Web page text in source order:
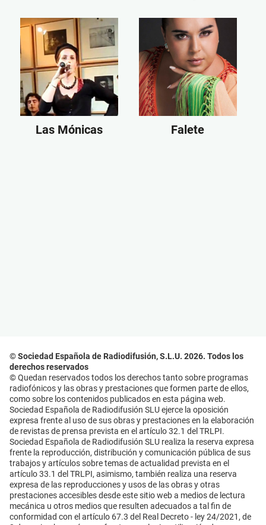
Las Mónicas Falete
© Sociedad Española de Radiodifusión, S.L.U. 2026. Todos los
derechos reservados
© Quedan reservados todos los derechos tanto sobre programas
radiofónicos y las obras y prestaciones que formen parte de ellos,
como sobre los contenidos publicados en esta página web.
Sociedad Española de Radiodifusión SLU ejerce la oposición
expresa frente al uso de sus obras y prestaciones en la elaboración
de revistas de prensa prevista en el artículo 32.1 del TRLPI.
Sociedad Española de Radiodifusión SLU realiza la reserva expresa
frente la reproducción, distribución y comunicación pública de sus
trabajos y artículos sobre temas de actualidad prevista en el
artículo 33.1 del TRLPI, asimismo, también realiza una reserva
expresa de las reproducciones y usos de las obras y otras
prestaciones accesibles desde este sitio web a medios de lectura
mecánica u otros medios que resulten adecuados a tal fin de
conformidad con el artículo 67.3 del Real Decreto - ley 24/2021, de